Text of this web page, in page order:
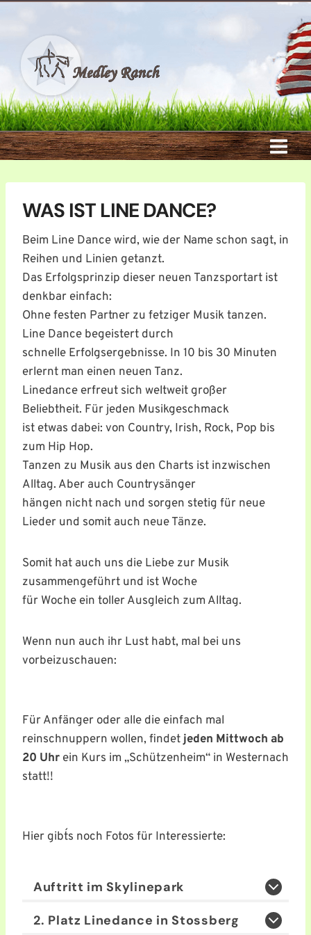
springen
WAS IST LINE DANCE?
Beim Line Dance wird, wie der Name schon sagt, in
Reihen und Linien getanzt.
Das Erfolgsprinzip dieser neuen Tanzsportart ist
denkbar einfach:
Ohne festen Partner zu fetziger Musik tanzen.
Line Dance begeistert durch
schnelle Erfolgsergebnisse. In 10 bis 30 Minuten
erlernt man einen neuen Tanz.
Linedance erfreut sich weltweit großer
Beliebtheit. Für jeden Musikgeschmack
ist etwas dabei: von Country, Irish, Rock, Pop bis
zum Hip Hop.
Tanzen zu Musik aus den Charts ist inzwischen
Alltag. Aber auch Countrysänger
hängen nicht nach und sorgen stetig für neue
Lieder und somit auch neue Tänze.
Somit hat auch uns die Liebe zur Musik
zusammengeführt und ist Woche
für Woche ein toller Ausgleich zum Alltag.
Wenn nun auch ihr Lust habt, mal bei uns
vorbeizuschauen:
Für Anfänger oder alle die einfach mal
reinschnuppern wollen, findetjeden Mittwoch ab
20 Uhr ein Kurs im „Schützenheim“ in Westernach
statt!!
Hier gibt´s noch Fotos für Interessierte:
Auftritt im Skylinepark
2. Platz Linedance in Stossberg